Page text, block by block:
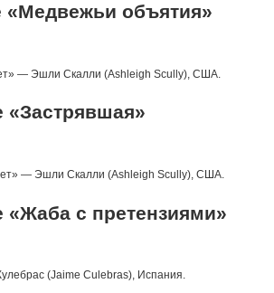
объятия»
— Эшли Скалли (Ashleigh Scully), США.
— Эшли Скалли (Ashleigh Scully), США.
«Жаба с претензиями»
(Jaime Culebras), Испания.